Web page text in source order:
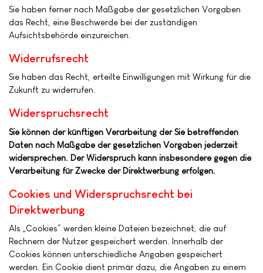
Sie haben ferner nach Maßgabe der gesetzlichen Vorgaben
das Recht, eine Beschwerde bei der zuständigen
Aufsichtsbehörde einzureichen.
Widerrufsrecht
Sie haben das Recht, erteilte Einwilligungen mit Wirkung für die
Zukunft zu widerrufen.
Widerspruchsrecht
Sie können der künftigen Verarbeitung der Sie betreffenden
Daten nach Maßgabe der gesetzlichen Vorgaben jederzeit
widersprechen. Der Widerspruch kann insbesondere gegen die
Verarbeitung für Zwecke der Direktwerbung erfolgen.
Cookies und Widerspruchsrecht bei
Direktwerbung
Als „Cookies“ werden kleine Dateien bezeichnet, die auf
Rechnern der Nutzer gespeichert werden. Innerhalb der
Cookies können unterschiedliche Angaben gespeichert
werden. Ein Cookie dient primär dazu, die Angaben zu einem